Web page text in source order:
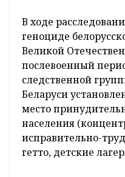
В ходе
геноциде
Великой
послевоенный
следственной
Беларуси
место
населения
исправительно-
гетто, детские